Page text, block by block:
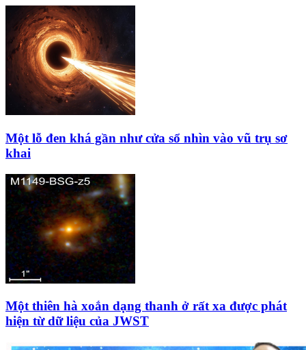
Một lỗ đen khá gần như cửa sổ nhìn vào vũ trụ sơ
khai
Một thiên hà xoắn dạng thanh ở rất xa được phát
hiện từ dữ liệu của JWST